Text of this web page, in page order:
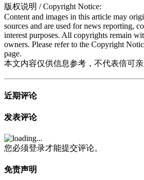
版权说明 / Copyright Notice:
Content and images in this article may
sources and are used for news reporting,
interest purposes. All copyrights remain
owners. Please refer to the Copyright
page.
本文内容仅供信息参考，不代表倍可亲
近期评论
发表评论
您必须登录才能提交评论。
免责声明